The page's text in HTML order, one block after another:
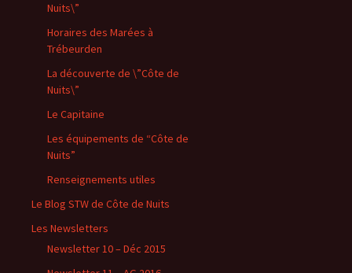
Nuits\”
Horaires des Marées à
Trébeurden
La découverte de \”Côte de
Nuits\”
Le Capitaine
Les équipements de “Côte de
Nuits”
Renseignements utiles
Le Blog STW de Côte de Nuits
Les Newsletters
Newsletter 10 – Déc 2015